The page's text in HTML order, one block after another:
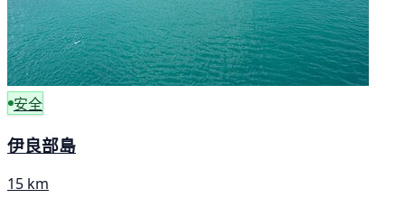
安全
伊良部島
15 km